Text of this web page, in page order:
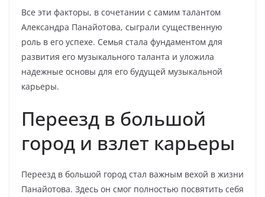
Все эти факторы, в сочетании с самим талантом
Александра Панайотова, сыграли существенную
роль в его успехе. Семья стала фундаментом для
развития его музыкального таланта и уложила
надежные основы для его будущей музыкальной
карьеры.
Переезд в большой
город и взлет карьеры
Переезд в большой город стал важным вехой в жизни
Панайотова. Здесь он смог полностью посвятить себя